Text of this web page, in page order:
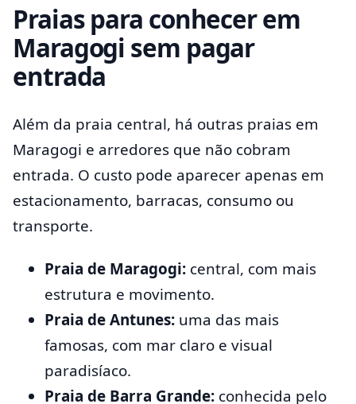
Praias para conhecer em
Maragogi sem pagar
entrada
Além da praia central, há outras praias em
Maragogi e arredores que não cobram
entrada. O custo pode aparecer apenas em
estacionamento, barracas, consumo ou
transporte.
Praia de Maragogi: central, com mais
estrutura e movimento.
Praia de Antunes: uma das mais
famosas, com mar claro e visual
paradisíaco.
Praia de Barra Grande: conhecida pelo